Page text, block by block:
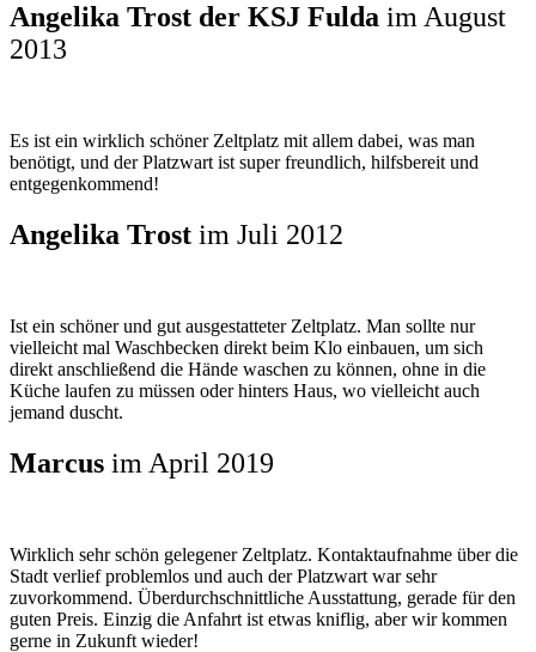
Angelika Trost der KSJ Fulda im August
2013
Es ist ein wirklich schöner Zeltplatz mit allem dabei, was man
benötigt, und der Platzwart ist super freundlich, hilfsbereit und
entgegenkommend!
Angelika Trost im Juli 2012
Ist ein schöner und gut ausgestatteter Zeltplatz. Man sollte nur
vielleicht mal Waschbecken direkt beim Klo einbauen, um sich
direkt anschließend die Hände waschen zu können, ohne in die
Küche laufen zu müssen oder hinters Haus, wo vielleicht auch
jemand duscht.
Marcus im April 2019
Wirklich sehr schön gelegener Zeltplatz. Kontaktaufnahme über die
Stadt verlief problemlos und auch der Platzwart war sehr
zuvorkommend. Überdurchschnittliche Ausstattung, gerade für den
guten Preis. Einzig die Anfahrt ist etwas kniflig, aber wir kommen
gerne in Zukunft wieder!